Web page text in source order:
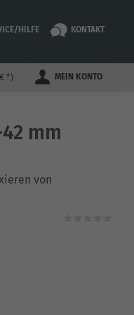
HILFE KONTAKT
* MEIN KONTO
mm
von